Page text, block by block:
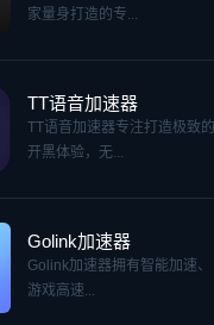
家量身打造的专...
TT语音加速器
TT语音加速器专注打造极致的
开黑体验，无...
Golink加速器
Golink加速器拥有智能加速、
游戏高速...